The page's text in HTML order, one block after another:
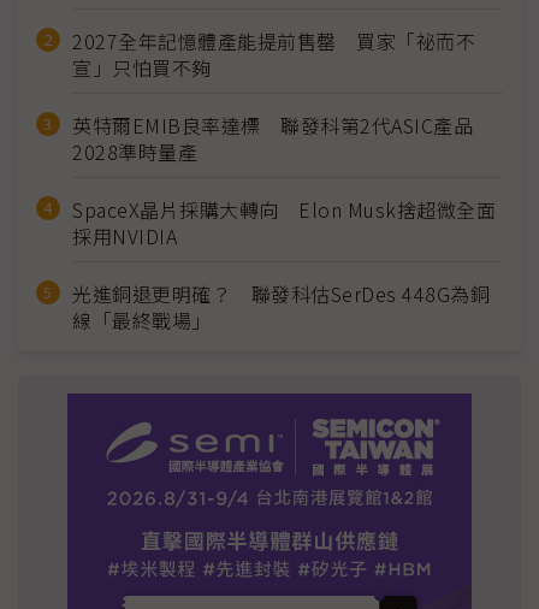
2027全年記憶體產能提前售罄 買家「祕而不
宣」只怕買不夠
英特爾EMIB良率達標 聯發科第2代ASIC產品
2028準時量產
SpaceX晶片採購大轉向 Elon Musk捨超微全面
採用NVIDIA
光進銅退更明確？ 聯發科估SerDes 448G為銅
線「最終戰場」